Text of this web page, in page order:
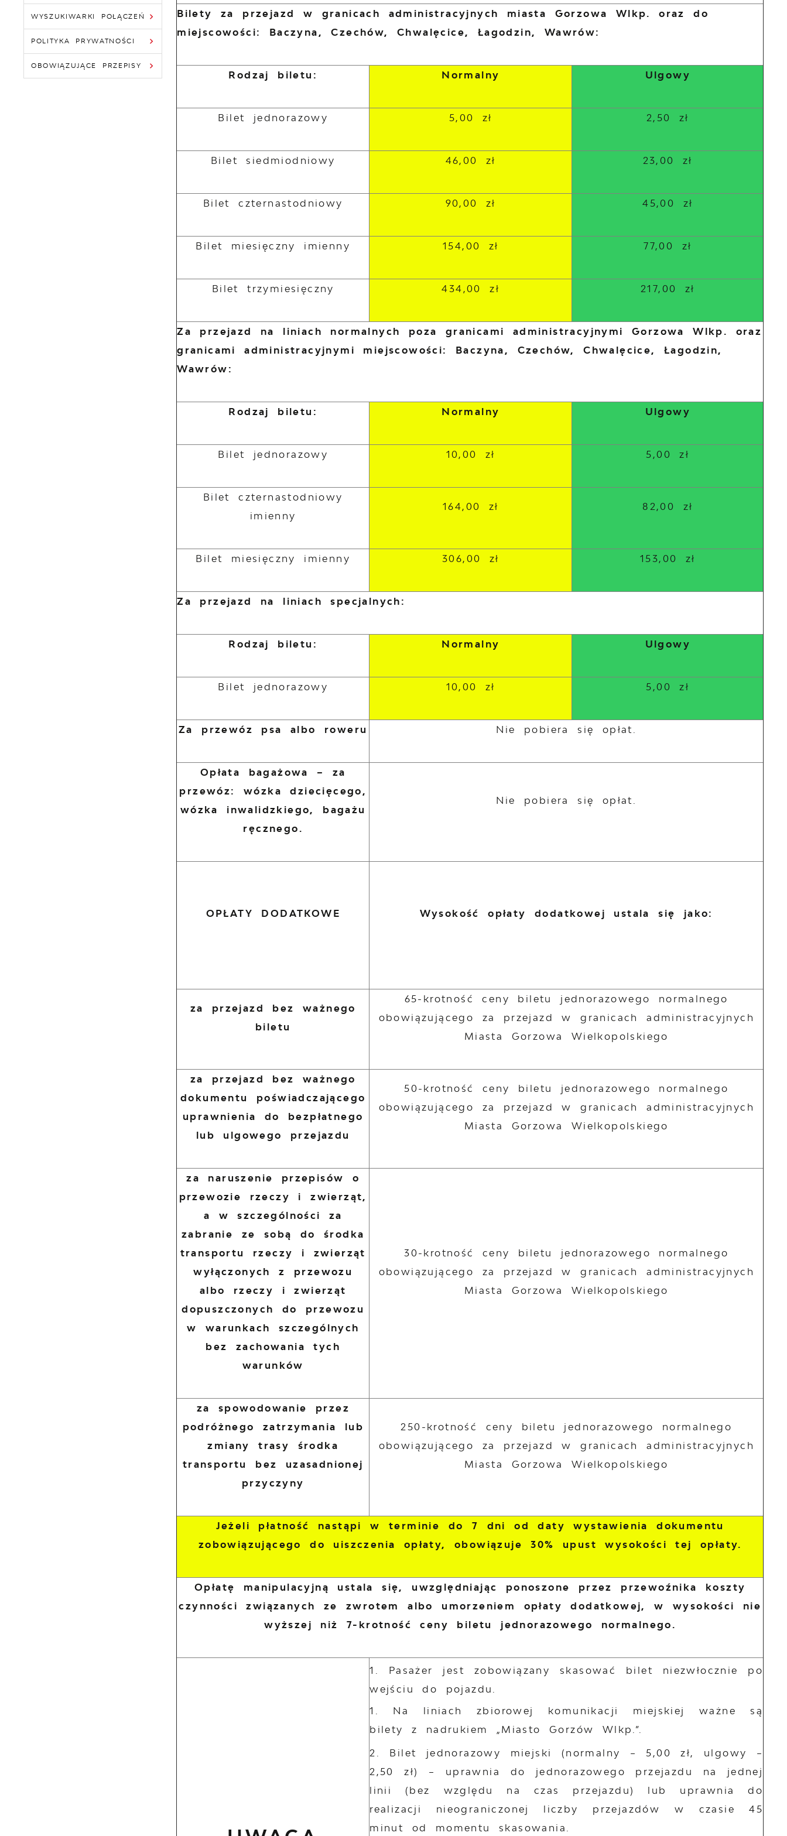
WYSZUKIWARKI POŁĄCZEŃ
POLITYKA PRYWATNOŚCI
OBOWIĄZUJĄCE PRZEPISY
Bilety za przejazd w granicach administracyjnych miasta Gorzowa Wlkp. oraz do
miejscowości: Baczyna, Czechów, Chwalęcice, Łagodzin, Wawrów:
Rodzaj biletu: Normalny Ulgowy
Bilet jednorazowy 5,00 zł 2,50 zł
Bilet siedmiodniowy 46,00 zł 23,00 zł
Bilet czternastodniowy 90,00 zł 45,00 zł
Bilet miesięczny imienny 154,00 zł 77,00 zł
Bilet trzymiesięczny 434,00 zł 217,00 zł
Za przejazd na liniach normalnych poza granicami administracyjnymi Gorzowa Wlkp. oraz
granicami administracyjnymi miejscowości: Baczyna, Czechów, Chwalęcice, Łagodzin,
Wawrów:
Rodzaj biletu: Normalny Ulgowy
Bilet jednorazowy 10,00 zł 5,00 zł
Bilet czternastodniowy
imienny
164,00 zł 82,00 zł
Bilet miesięczny imienny 306,00 zł 153,00 zł
Za przejazd na liniach specjalnych:
Rodzaj biletu: Normalny Ulgowy
Bilet jednorazowy 10,00 zł 5,00 zł
Za przewóz psa albo roweru Nie pobiera się opłat.
Opłata bagażowa – za
przewóz: wózka dziecięcego,
wózka inwalidzkiego, bagażu
ręcznego.
Nie pobiera się opłat.
OPŁATY DODATKOWE Wysokość opłaty dodatkowej ustala się jako:
za przejazd bez ważnego
biletu
65-krotność ceny biletu jednorazowego normalnego
obowiązującego za przejazd w granicach administracyjnych
Miasta Gorzowa Wielkopolskiego
za przejazd bez ważnego
dokumentu poświadczającego
uprawnienia do bezpłatnego
lub ulgowego przejazdu
50-krotność ceny biletu jednorazowego normalnego
obowiązującego za przejazd w granicach administracyjnych
Miasta Gorzowa Wielkopolskiego
za naruszenie przepisów o
przewozie rzeczy i zwierząt,
a w szczególności za
zabranie ze sobą do środka
transportu rzeczy i zwierząt
wyłączonych z przewozu
albo rzeczy i zwierząt
dopuszczonych do przewozu
w warunkach szczególnych
bez zachowania tych
warunków
30-krotność ceny biletu jednorazowego normalnego
obowiązującego za przejazd w granicach administracyjnych
Miasta Gorzowa Wielkopolskiego
za spowodowanie przez
podróżnego zatrzymania lub
zmiany trasy środka
transportu bez uzasadnionej
przyczyny
250-krotność ceny biletu jednorazowego normalnego
obowiązującego za przejazd w granicach administracyjnych
Miasta Gorzowa Wielkopolskiego
Jeżeli płatność nastąpi w terminie do 7 dni od daty wystawienia dokumentu
zobowiązującego do uiszczenia opłaty, obowiązuje 30% upust wysokości tej opłaty.
Opłatę manipulacyjną ustala się, uwzględniając ponoszone przez przewoźnika koszty
czynności związanych ze zwrotem albo umorzeniem opłaty dodatkowej, w wysokości nie
wyższej niż 7-krotność ceny biletu jednorazowego normalnego.
Pasażer jest zobowiązany skasować bilet niezwłocznie po
wejściu do pojazdu.
Na liniach zbiorowej komunikacji miejskiej ważne są
bilety z nadrukiem „Miasto Gorzów Wlkp.”.
Bilet jednorazowy miejski (normalny – 5,00 zł, ulgowy –
2,50 zł) – uprawnia do jednorazowego przejazdu na jednej
linii (bez względu na czas przejazdu) lub uprawnia do
realizacji nieograniczonej liczby przejazdów w czasie 45
minut od momentu skasowania.